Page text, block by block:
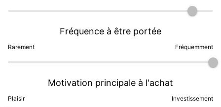
Rarement
Fréquence à être portée
Fréquemment
Plaisir
Motivation principale à l'achat
Investissement